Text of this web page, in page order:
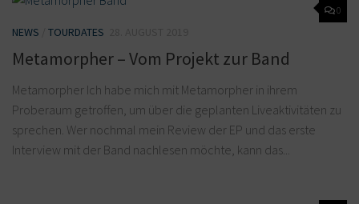
0
NEWS TOURDATES
Metamorpher – Vom Projekt zur Band
Metamorpher Ich habe mich mit Metamorpher in ihrem
Proberaum getroffen, um über die geplanten Liveaktivitäten zu
sprechen. Wer nochmal mein Review der EP und das erste
Interview mit der Band nachlesen möchte, kann das...